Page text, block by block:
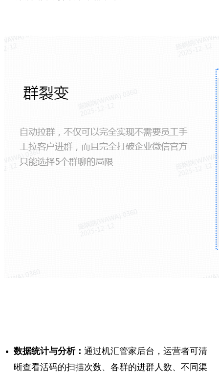
数据统计与分析： 通过机汇管家后台，运营者可清
晰查看活码的扫描次数、各群的进群人数、不同渠